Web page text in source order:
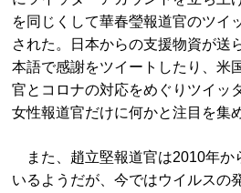
を同じくして華春瑩報道官のツイ
された。日本からの支援物資が送
本語で感謝をツイートしたり、米
官とコロナの対応をめぐりツイッ
女性報道官だけに何かと注目を集
また、趙立堅報道官は2010年か
いるようだが、今ではウイルスの